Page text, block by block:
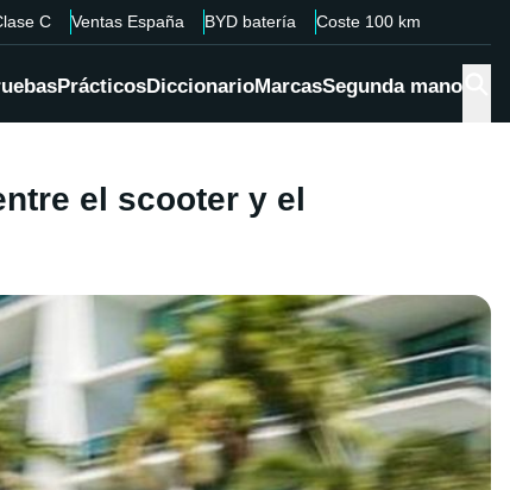
C Ventas España BYD batería Coste 100 km
PrácticosDiccionarioMarcasSegunda mano
el scooter y el